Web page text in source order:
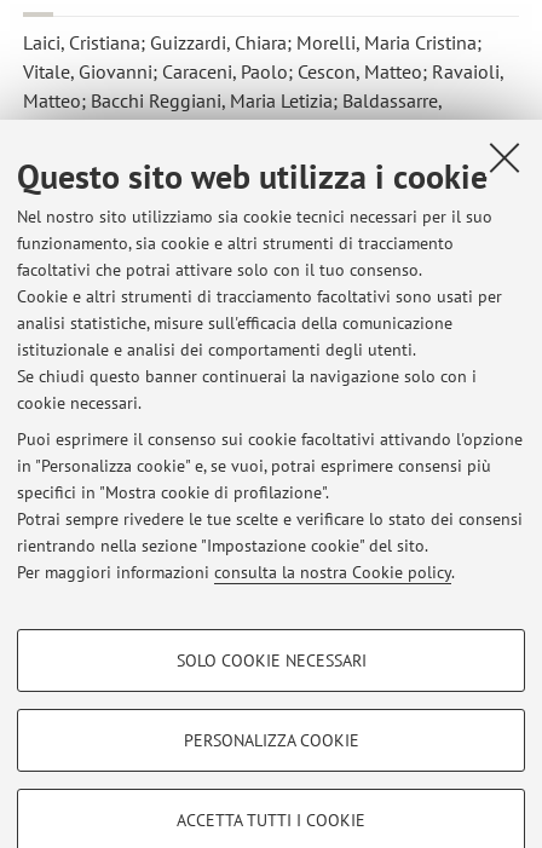
Questo sito web utilizza i cookie
Nel nostro sito utilizziamo sia cookie tecnici necessari per il suo
funzionamento, sia cookie e altri strumenti di tracciamento
facoltativi che potrai attivare solo con il tuo consenso.
Cookie e altri strumenti di tracciamento facoltativi sono usati per
analisi statistiche, misure sull'efficacia della comunicazione
istituzionale e analisi dei comportamenti degli utenti.
Se chiudi questo banner continuerai la navigazione solo con i
cookie necessari.
Puoi esprimere il consenso sui cookie facoltativi attivando l'opzione
in "Personalizza cookie" e, se vuoi, potrai esprimere consensi più
specifici in "Mostra cookie di profilazione".
Potrai sempre rivedere le tue scelte e verificare lo stato dei consensi
rientrando nella sezione "Impostazione cookie" del sito.
Per maggiori informazioni consulta la nostra Cookie policy.
COOKIE DI PROFILAZIONE - FACOLTATIVI
COOKIE TECNICI - NECESSARI
SOLO COOKIE NECESSARI
PERSONALIZZA COOKIE
ACCETTA TUTTI I COOKIE
Laici, Cristiana; Guizzardi, Chiara; Morelli, Maria Cristina;
Vitale, Giovanni; Caraceni, Paolo; Cescon, Matteo; Ravaioli,
Matteo; Bacchi Reggiani, Maria Letizia; Baldassarre,
mortality for ICU patients with acute-on-chronic liver failure
undergoing liver transplantation, «EUROPEAN JOURNAL OF
GASTROENTEROLOGY & HEPATOLOGY», 2022, 34, pp. 967 -
974 [articolo]
3 4 5 6 7
Ultimi avvisi
Al momento non sono presenti avvisi.
Area riservata
Accedi tramiteloginper gestire tutti i contenuti del sito.
Zamboni, 33 - 40126 Bologna - Partita IVA: 01131710376